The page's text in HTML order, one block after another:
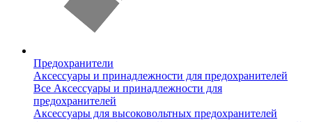
Предохранители
Аксессуары и принадлежности для предохранителей
Все Аксессуары и принадлежности для
предохранителей
Аксессуары для высоковольтных предохранителей